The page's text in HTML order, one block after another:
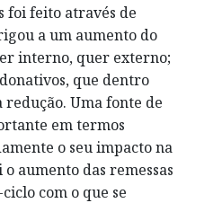
foi feito através de
a um aumento do
interno, quer externo;
que dentro
Uma fonte de
em termos
o seu impacto na
aumento das remessas
com o que se